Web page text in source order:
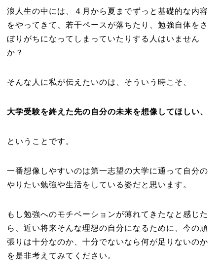
浪人生の中には、４月から夏までずっと基礎的な内容
をやってきて、若干ペースが落ちたり、勉強自体をさ
ぼりがちになってしまっていたりする人はいません
か？
そんな人に私が伝えたいのは、そういう時こそ、
大学受験を終えた先の自分の未来を想像してほしい、
ということです。
一番想像しやすいのは第一志望の大学に通って自分の
やりたい勉強や生活をしている姿だと思います。
もし勉強へのモチベーションが薄れてきたなと感じた
ら、近い将来そんな理想の自分になるために、今の頑
張りは十分なのか、十分でないなら何が足りないのか
を是非考えてみてください。